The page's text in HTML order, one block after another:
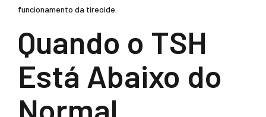
funcionamento da tireoide.
Quando o TSH
Está Abaixo do
Normal